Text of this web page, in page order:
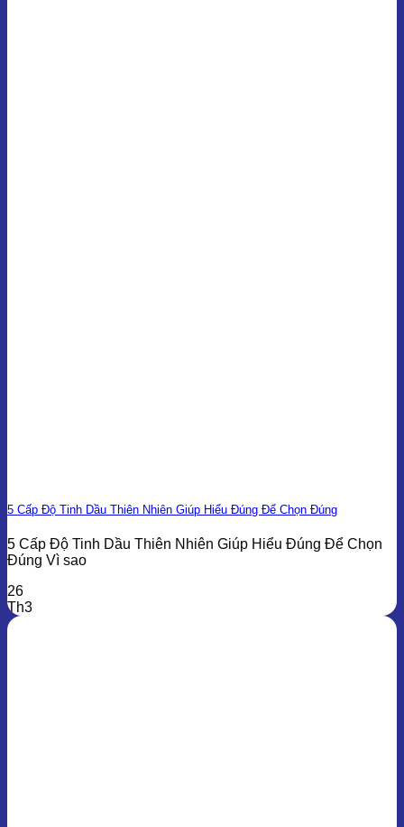
5 Cấp Độ Tinh Dầu Thiên Nhiên Giúp Hiểu Đúng Để Chọn Đúng
5 Cấp Độ Tinh Dầu Thiên Nhiên Giúp Hiểu Đúng Để Chọn
Đúng Vì sao
26
Th3